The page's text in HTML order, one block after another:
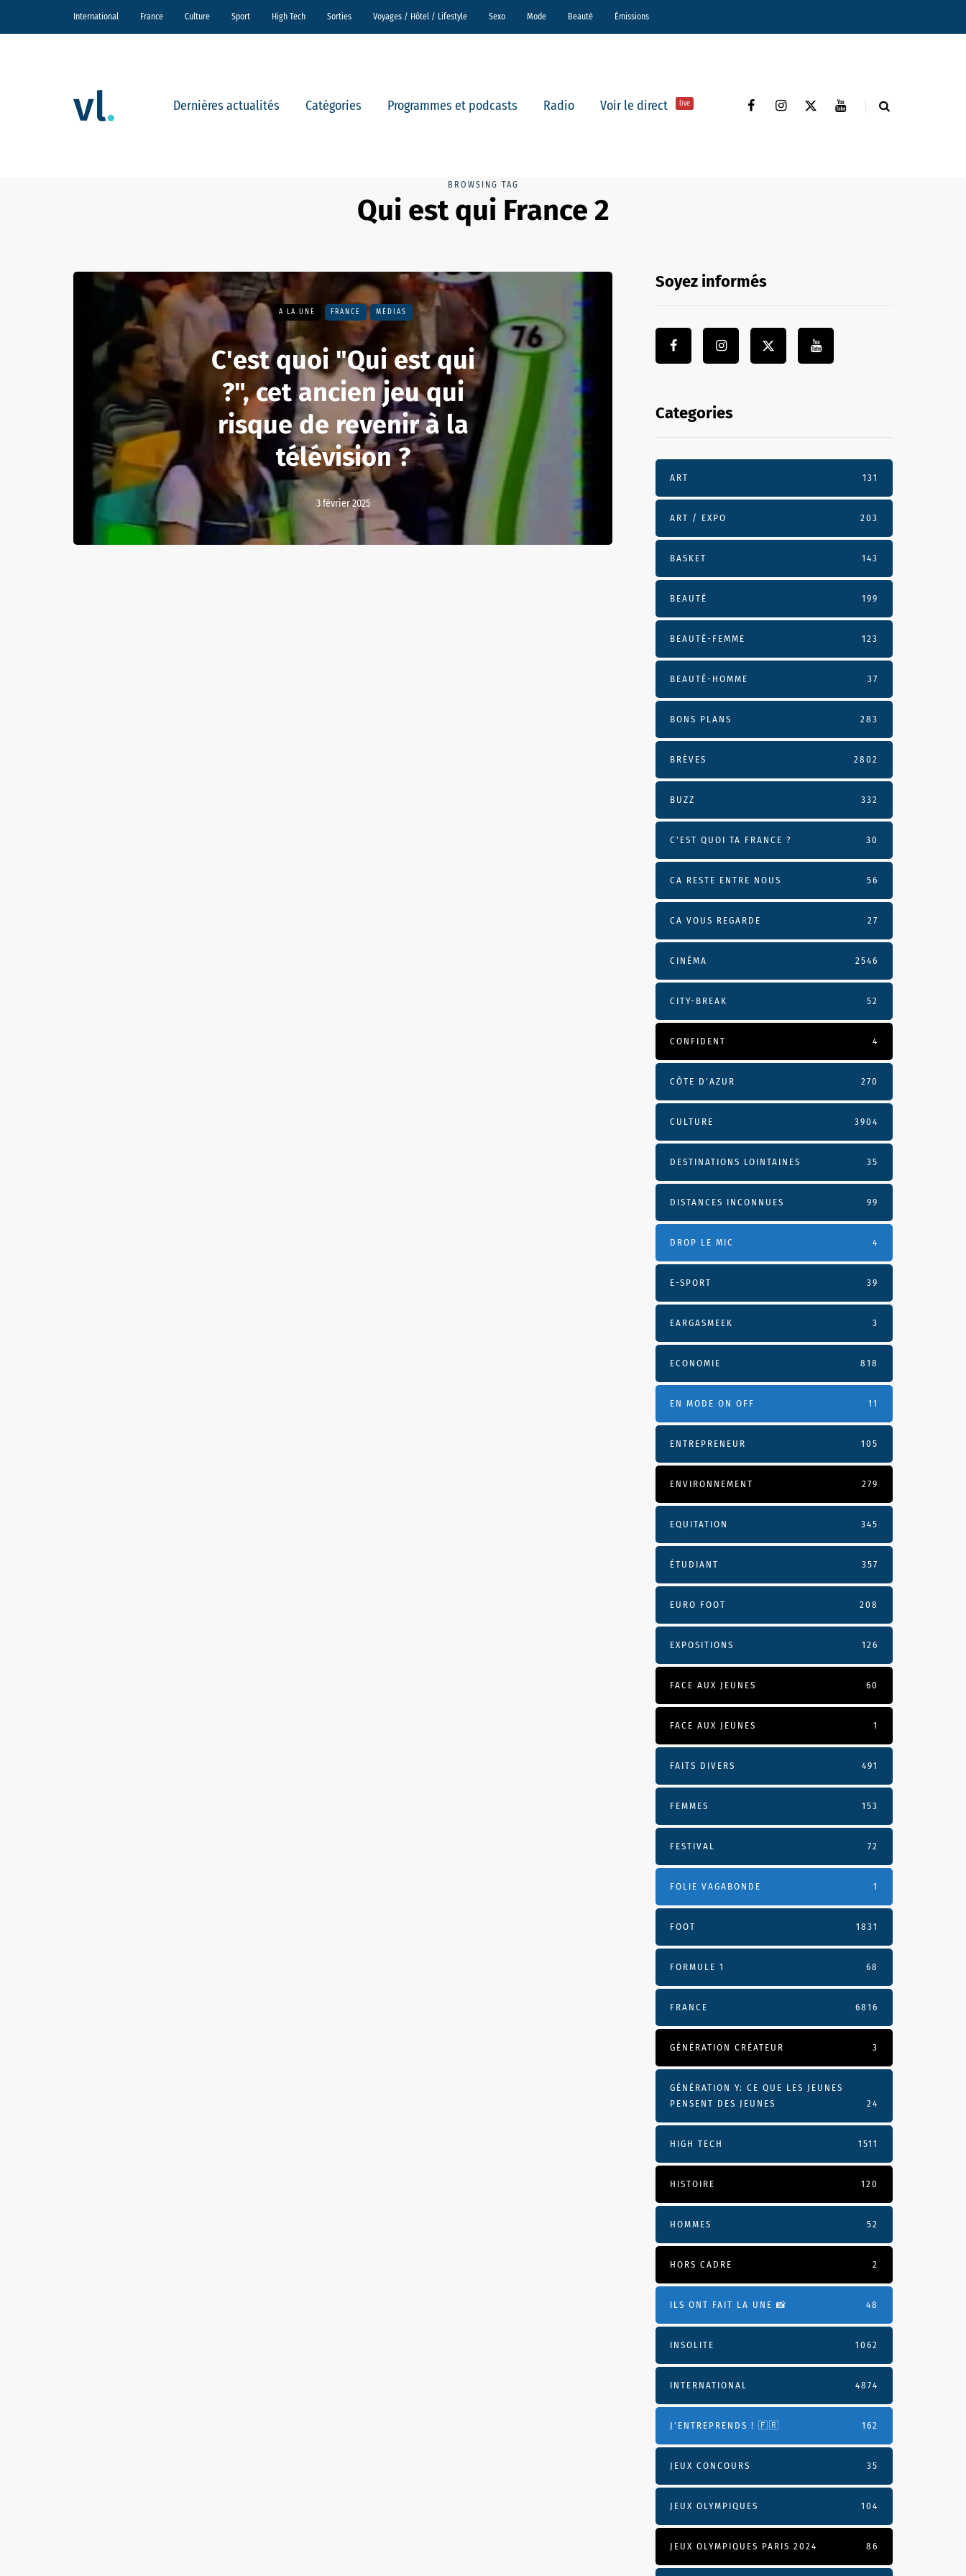
International France Culture Sport High Tech Sorties Voyages / Hôtel / Lifestyle Sexo Mode Beauté Émissions
Dernières actualités Catégories Programmes et podcasts Radio Voir le direct live
BROWSING TAG
Qui est qui France 2
A LA UNE FRANCE MÉDIAS
C'est quoi "Qui est qui
?", cet ancien jeu qui
risque de revenir à la
télévision ?
3 février 2025
Soyez informés
Categories
ART 131
ART / EXPO 203
BASKET 143
BEAUTÉ 199
BEAUTÉ-FEMME 123
BEAUTÉ-HOMME 37
BONS PLANS 283
BRÈVES 2802
BUZZ 332
C'EST QUOI TA FRANCE ? 30
CA RESTE ENTRE NOUS 56
CA VOUS REGARDE 27
CINÉMA 2546
CITY-BREAK 52
CONFIDENT 4
CÔTE D’AZUR 270
CULTURE 3904
DESTINATIONS LOINTAINES 35
DISTANCES INCONNUES 99
DROP LE MIC 4
E-SPORT 39
EARGASMEEK 3
ECONOMIE 818
EN MODE ON OFF 11
ENTREPRENEUR 105
ENVIRONNEMENT 279
EQUITATION 345
ÉTUDIANT 357
EURO FOOT 208
EXPOSITIONS 126
FACE AUX JEUNES 60
FACE AUX JEUNES 1
FAITS DIVERS 491
FEMMES 153
FESTIVAL 72
FOLIE VAGABONDE 1
FOOT 1831
FORMULE 1 68
FRANCE 6816
GÉNÉRATION CRÉATEUR 3
GÉNÉRATION Y: CE QUE LES JEUNES
PENSENT DES JEUNES
24
HIGH TECH 1511
HISTOIRE 120
HOMMES 52
HORS CADRE 2
ILS ONT FAIT LA UNE 📸 48
INSOLITE 1062
INTERNATIONAL 4874
J'ENTREPRENDS ! 🇫🇷 162
JEUX CONCOURS 35
JEUX OLYMPIQUES 104
JEUX OLYMPIQUES PARIS 2024 86